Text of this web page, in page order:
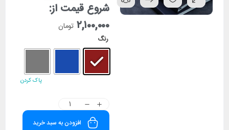
شروع قیمت از:
۲,۱۰۰,۰۰۰ تومان
رنگ
پاک کردن
افزودن به سبد خرید